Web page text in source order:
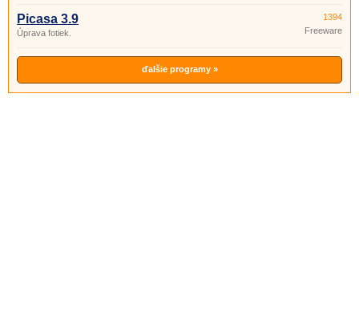
Picasa 3.9
Úprava fotiek.
1394
Freeware
ďalšie programy »